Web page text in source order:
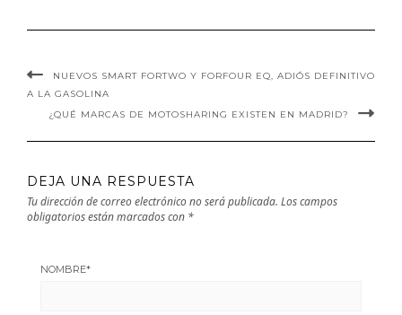
NUEVOS SMART FORTWO Y FORFOUR EQ, ADIÓS DEFINITIVO
A LA GASOLINA
¿QUÉ MARCAS DE MOTOSHARING EXISTEN EN MADRID?
DEJA UNA RESPUESTA
Tu dirección de correo electrónico no será publicada. Los campos
obligatorios están marcados con *
NOMBRE*